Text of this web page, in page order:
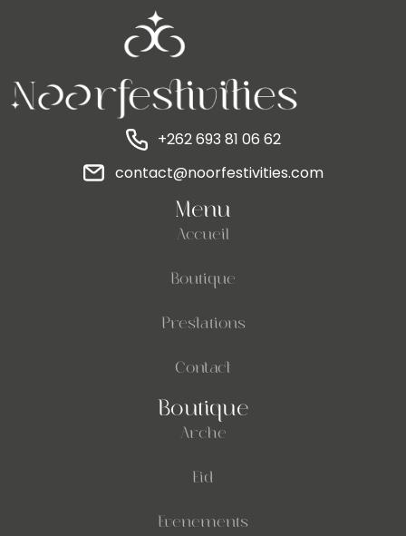
+262 693 81 06 62
contact@noorfestivities.com
Menu
Accueil
Boutique
Prestations
Contact
Boutique
Arche
Eid
Evenements